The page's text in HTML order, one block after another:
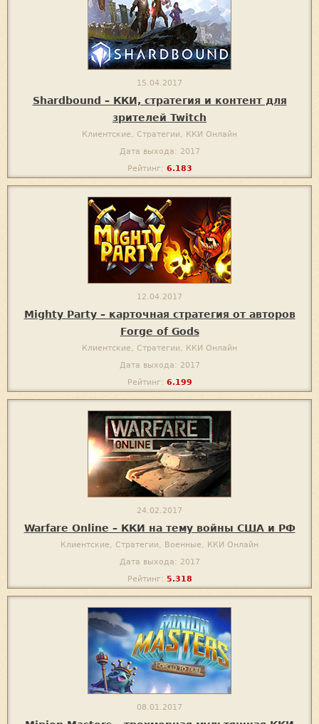
15.04.2017
Shardbound – ККИ, стратегия и контент для
зрителей Twitch
Клиентские, Стратегии, ККИ Онлайн
Дата выхода: 2017
Рейтинг: 6.183
12.04.2017
Mighty Party – карточная стратегия от авторов
Forge of Gods
Клиентские, Стратегии, ККИ Онлайн
Дата выхода: 2017
Рейтинг: 6.199
24.02.2017
Warfare Online – ККИ на тему войны США и РФ
Клиентские, Стратегии, Военные, ККИ Онлайн
Дата выхода: 2017
Рейтинг: 5.318
08.01.2017